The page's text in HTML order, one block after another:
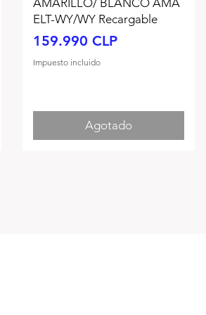
AMARILLO/ BLANCO AMA
ELT-WY/WY Recargable
Precio
159.990 CLP
Impuesto incluido
Agotado